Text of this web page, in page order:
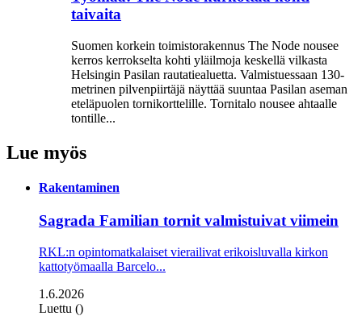
taivaita
Suomen korkein toimistorakennus The Node nousee
kerros kerrokselta kohti yläilmoja keskellä vilkasta
Helsingin Pasilan rautatiealuetta. Valmistuessaan 130-
metrinen pilvenpiirtäjä näyttää suuntaa Pasilan aseman
eteläpuolen tornikorttelille. Tornitalo nousee ahtaalle
tontille...
Lue myös
Rakentaminen
Sagrada Familian tornit valmistuivat viimein
RKL:n opintomatkalaiset vierailivat erikoisluvalla kirkon
kattotyömaalla Barcelo...
1.6.2026
Luettu ()